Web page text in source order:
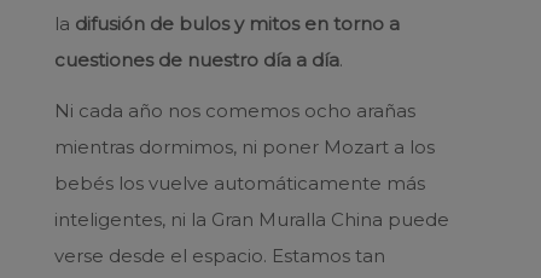
la difusión de bulos y mitos en torno a
cuestiones de nuestro día a día.
Ni cada año nos comemos ocho arañas
mientras dormimos, ni poner Mozart a los
bebés los vuelve automáticamente más
inteligentes, ni la Gran Muralla China puede
verse desde el espacio. Estamos tan